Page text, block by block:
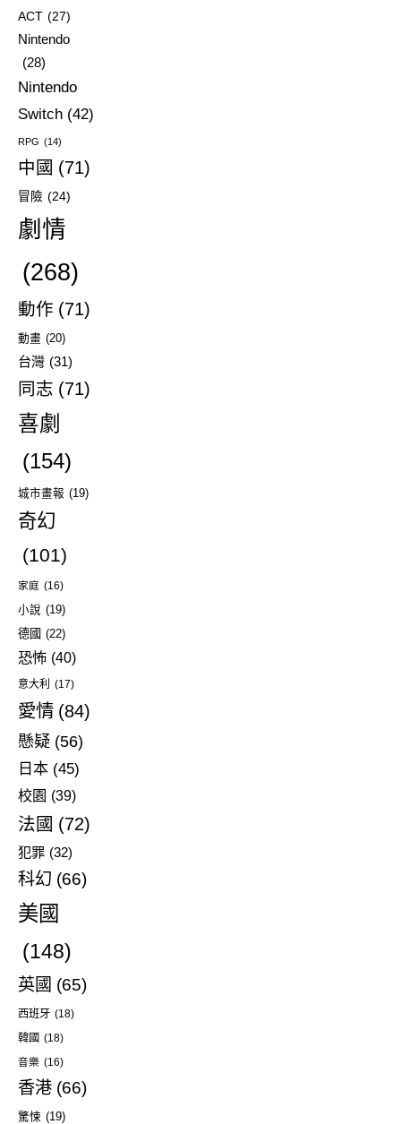
ACT (27)
Nintendo
(28)
Nintendo
Switch (42)
RPG (14)
中國 (71)
冒險 (24)
劇情
(268)
動作 (71)
動畫 (20)
台灣 (31)
同志 (71)
喜劇
(154)
城市畫報 (19)
奇幻
(101)
家庭 (16)
小說 (19)
德國 (22)
恐怖 (40)
意大利 (17)
愛情 (84)
懸疑 (56)
日本 (45)
校園 (39)
法國 (72)
犯罪 (32)
科幻 (66)
美國
(148)
英國 (65)
西班牙 (18)
韓國 (18)
音樂 (16)
香港 (66)
驚悚 (19)